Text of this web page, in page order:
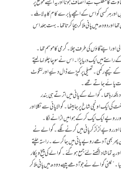
کہاوت کا مطلب ہے انصاف ہونا اور یہ ایسے موقع پر
کسی کو اس کے اچھے یا برے کام کا بدلا ملے۔
دودھ میں پانی ملا کر بیچا کرتا تھا۔ بہت جلد اس
اپنے گاؤں کی طرف چلا۔ گرمی کا موسم تھا۔
راستے میں ایک دریا پڑا۔ اس نے سوچا چلو نہا لیتے
رکھی۔ تھیلی پر کپڑے ڈال دئیے اور لنگوٹ
بہت پائے جاتے تھے۔
رہا تھا۔ گوالے کے پانی میں اترتے ہی بندر
ایک اونچی شاخ پر جا بیٹھا۔ گوالا پانی سے نکلا اور
اور روپے ایک ایک کر کے ہوا میں اڑانے لگا۔
روپے اُڑ اُڑ کر پانی میں گرنے لگے۔ گوالے نے
بھی آدھے روپے پانی میں جا گرے۔ راستہ چلتے
تماشادیکھنے لئے جمع ہوگئے۔ گوالے کی چیخ و پکار
یعنی گوالے نے جو آدھے پیسے دودھ میں پانی ملا کر